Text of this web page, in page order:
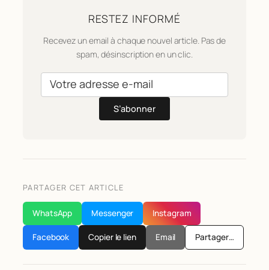
RESTEZ INFORMÉ
Recevez un email à chaque nouvel article. Pas de
spam, désinscription en un clic.
S’abonner
PARTAGER CET ARTICLE
WhatsApp Messenger Instagram
Facebook Copier le lien Email Partager…